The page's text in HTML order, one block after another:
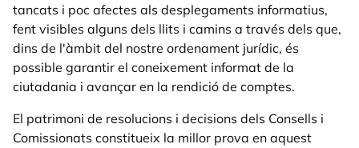
tancats i poc afectes als desplegaments informatius,
fent visibles alguns dels llits i camins a través dels que,
dins de l'àmbit del nostre ordenament jurídic, és
possible garantir el coneixement informat de la
ciutadania i avançar en la rendició de comptes.
El patrimoni de resolucions i decisions dels Consells i
Comissionats constitueix la millor prova en aquest